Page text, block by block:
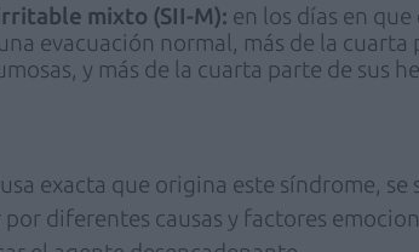
mixto (SII-M): en los días en que
evacuación normal, más de la cuarta
y más de la cuarta parte de sus
exacta que origina este síndrome, se
diferentes causas y factores